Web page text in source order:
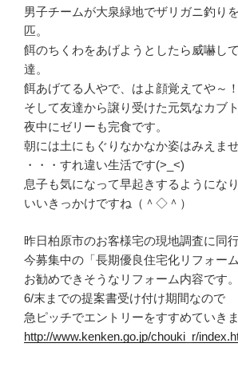
男子チームが大泉緑地でザリガニ釣り
匹。
餌のちくわをあげようとしたら威嚇し
達。
餌あげてる人やで、はよ顔覚えてや～！
そして友達から譲り受けた元気なカブト
夜中にゼリーも完食です。
朝には土にもぐりなかなか姿はみえませ
・・・すれ違い生活です(>_<)
息子も気になって早起きするようになり
いいきっかけですね（＾◇＾）
昨日柏原市のお客様宅の現地調査に同行
今募集中の「長期優良住宅化リフォー
お勧めできそうなリフォーム内容です。
6/末までの提案書受け付け期間なので
急ピッチでエントリーをすすめていき
http://www.kenken.go.jp/chouki_r/